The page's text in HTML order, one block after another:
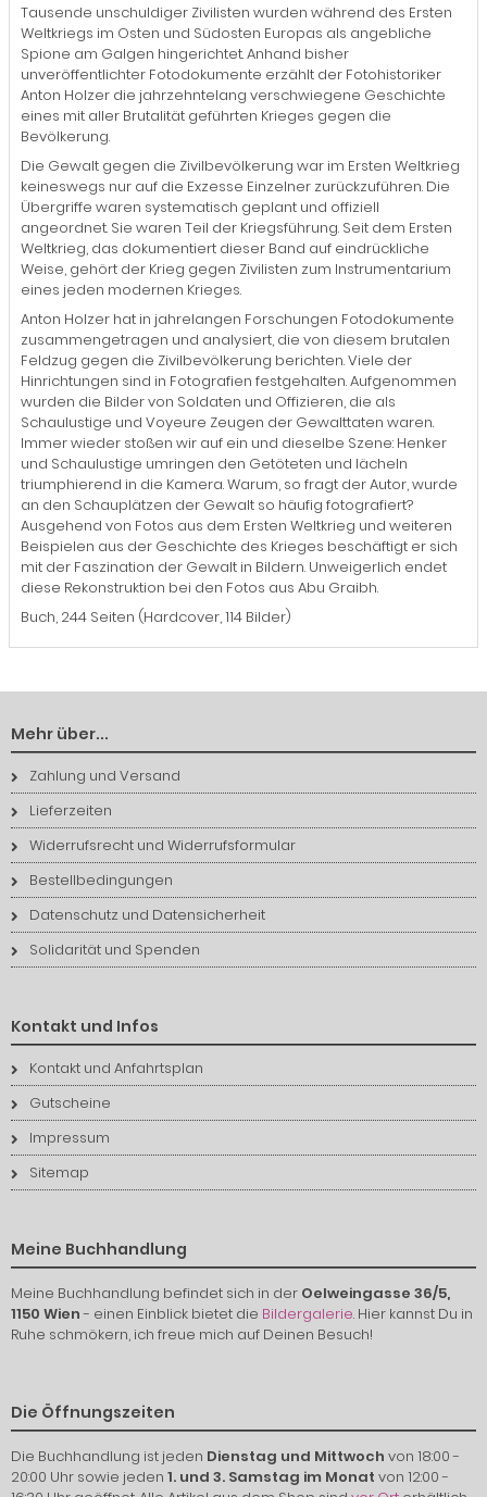
Tausende unschuldiger Zivilisten wurden während des Ersten
Weltkriegs im Osten und Südosten Europas als angebliche
Spione am Galgen hingerichtet. Anhand bisher
unveröffentlichter Fotodokumente erzählt der Fotohistoriker
Anton Holzer die jahrzehntelang verschwiegene Geschichte
eines mit aller Brutalität geführten Krieges gegen die
Bevölkerung.
Die Gewalt gegen die Zivilbevölkerung war im Ersten Weltkrieg
keineswegs nur auf die Exzesse Einzelner zurückzuführen. Die
Übergriffe waren systematisch geplant und offiziell
angeordnet. Sie waren Teil der Kriegsführung. Seit dem Ersten
Weltkrieg, das dokumentiert dieser Band auf eindrückliche
Weise, gehört der Krieg gegen Zivilisten zum Instrumentarium
eines jeden modernen Krieges.
Anton Holzer hat in jahrelangen Forschungen Fotodokumente
zusammengetragen und analysiert, die von diesem brutalen
Feldzug gegen die Zivilbevölkerung berichten. Viele der
Hinrichtungen sind in Fotografien festgehalten. Aufgenommen
wurden die Bilder von Soldaten und Offizieren, die als
Schaulustige und Voyeure Zeugen der Gewalttaten waren.
Immer wieder stoßen wir auf ein und dieselbe Szene: Henker
und Schaulustige umringen den Getöteten und lächeln
triumphierend in die Kamera. Warum, so fragt der Autor, wurde
an den Schauplätzen der Gewalt so häufig fotografiert?
Ausgehend von Fotos aus dem Ersten Weltkrieg und weiteren
Beispielen aus der Geschichte des Krieges beschäftigt er sich
mit der Faszination der Gewalt in Bildern. Unweigerlich endet
diese Rekonstruktion bei den Fotos aus Abu Graibh.
Buch, 244 Seiten (Hardcover, 114 Bilder)
Mehr über...
Zahlung und Versand
Lieferzeiten
Widerrufsrecht und Widerrufsformular
Bestellbedingungen
Datenschutz und Datensicherheit
Solidarität und Spenden
Kontakt und Infos
Kontakt und Anfahrtsplan
Gutscheine
Impressum
Sitemap
Meine Buchhandlung
Meine Buchhandlung befindet sich in der Oelweingasse 36/5,
1150 Wien- einen Einblick bietet die Bildergalerie. Hier kannst Du in
Ruhe schmökern, ich freue mich auf Deinen Besuch!
Die Öffnungszeiten
Die Buchhandlung ist jeden Dienstag und Mittwoch von 18:00 -
20:00 Uhr sowie jeden 1. und 3. Samstag im Monat von 12:00 -